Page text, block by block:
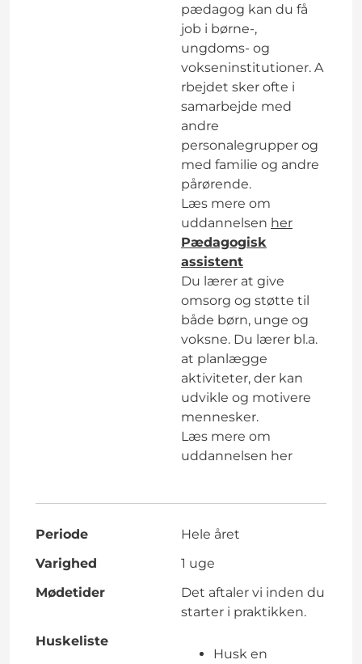
pædagog kan du få
job i børne-,
ungdoms- og
vokseninstitutioner. A
rbejdet sker ofte i
samarbejde med
andre
personalegrupper og
med familie og andre
pårørende.
Læs mere om
uddannelsen her
Pædagogisk
assistent
Du lærer at give
omsorg og støtte til
både børn, unge og
voksne. Du lærer bl.a.
at planlægge
aktiviteter, der kan
udvikle og motivere
mennesker.
Læs mere om
uddannelsen her
Periode
Hele året
Varighed
1 uge
Mødetider
Det aftaler vi inden du
starter i praktikken.
Huskeliste
Husk en